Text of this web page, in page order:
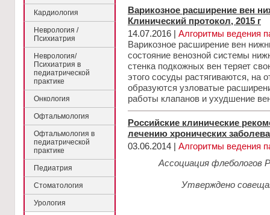
Кардиология
Неврология /
Психиатрия
Неврология/
Психиатрия в
педиатрической
практике
Онкология
Офтальмология
Офтальмология в
педиатрической
практике
Педиатрия
Стоматология
Урология
Варикозное расширение вен
Клинический протокол, 2015 г
14.07.2016 | Алгоритмы ведения
Варикозное расширение вен
состояние венозной системы
стенка подкожных вен теряет
этого сосуды растягиваются, на
образуются узловатые
работы клапанов и ухудшение
Российские клинические
лечению хронических
03.06.2014 | Алгоритмы ведения
Ассоциация флебологов
Утверждено